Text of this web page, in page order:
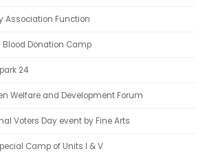
Association Function
Donation Camp
24
Welfare and Development Forum
Voters Day event by Fine Arts
Camp of Units I & V